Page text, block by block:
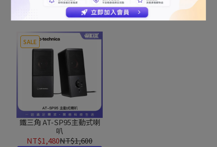
已售完 加入購物車
SALE
鐵三角 AT-SP95主動式喇
叭
NT$1,480NT$1,600